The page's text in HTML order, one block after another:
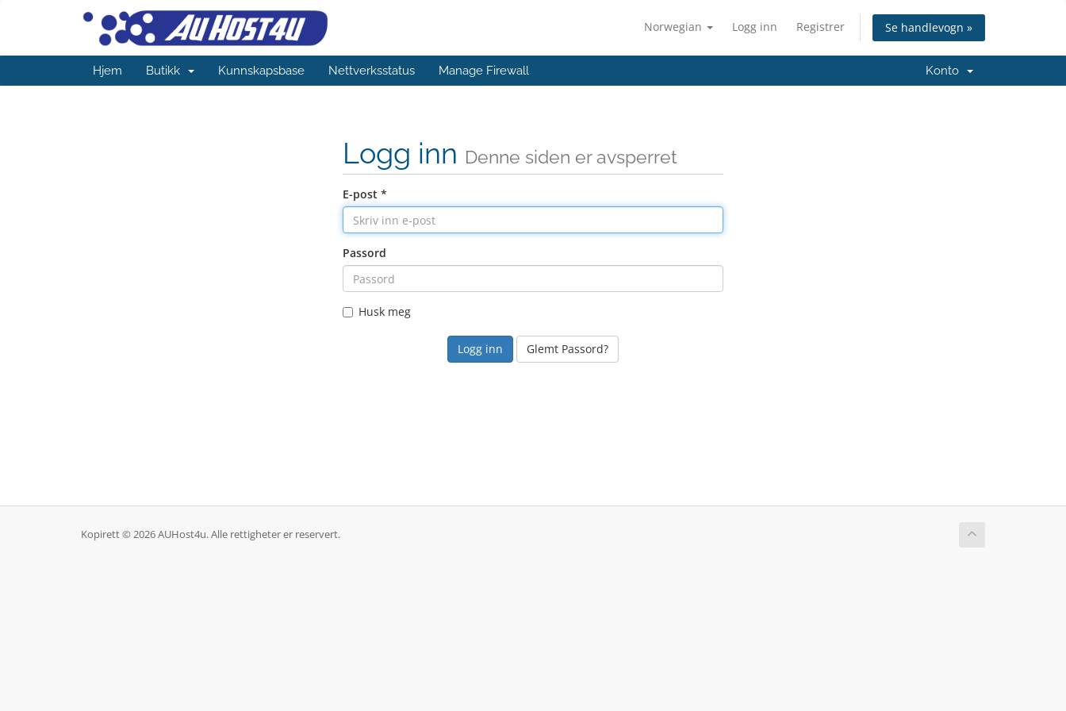
Norwegian Logg inn Registrer Se handlevogn »
Hjem Butikk Kunnskapsbase Nettverksstatus Manage Firewall Konto
Logg inn Denne siden er avsperret
E-post *
Passord
Husk meg
Glemt Passord?
Kopirett © 2026 AUHost4u. Alle rettigheter er reservert.